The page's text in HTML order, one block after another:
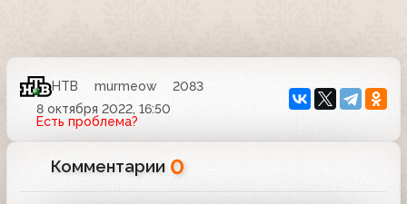
НТВ murmeow
2083
8 октября 2022, 16:50
Есть проблема?
Комментарии 0